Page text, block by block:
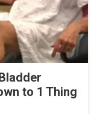
to 1 Thing